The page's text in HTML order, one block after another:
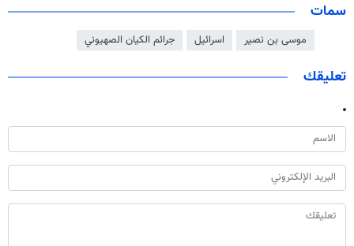
سمات
موسى بن نصير اسرائيل جرائم الكيان الصهيوني
تعليقك